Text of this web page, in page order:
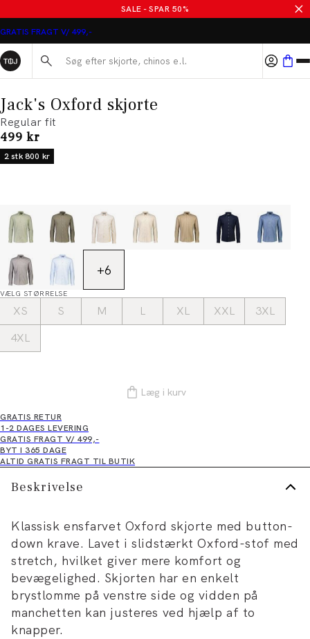
SALE - SPAR 50%
GRATIS FRAGT V/ 499,-
Søg her...
Jack's Oxford skjorte
Regular fit
I alt (inkl. rabat)
499 kr
2 stk 800 kr
+6
VÆLG STØRRELSE
XS S M L XL XXL
3XL
4XL
Læg i kurv
GRATIS RETUR
1-2 DAGES LEVERING
GRATIS FRAGT V/ 499,-
BYT I 365 DAGE
ALTID GRATIS FRAGT TIL BUTIK
Beskrivelse
Klassisk ensfarvet Oxford skjorte med button-
down krave. Lavet i slidstærkt Oxford-stof med
stretch, hvilket giver mere komfort og
bevægelighed. Skjorten har en enkelt
brystlomme på venstre side og vidden på
manchetten kan justeres ved hjælp af to
knapper.